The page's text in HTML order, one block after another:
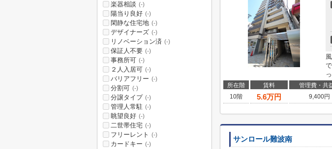
所在階 賃料 管理費・共
10階
5.6万円 9,400円
サンロール難波南
楽器相談 (-)
陽当り良好 (-)
閑静な住宅地 (-)
デザイナーズ (-)
リノベーション済 (-)
保証人不要 (-)
事務所可 (-)
２人入居可 (-)
バリアフリー (-)
分割可 (-)
分譲タイプ (-)
管理人常駐 (-)
眺望良好 (-)
二世帯住宅 (-)
フリーレント (-)
カードキー (-)